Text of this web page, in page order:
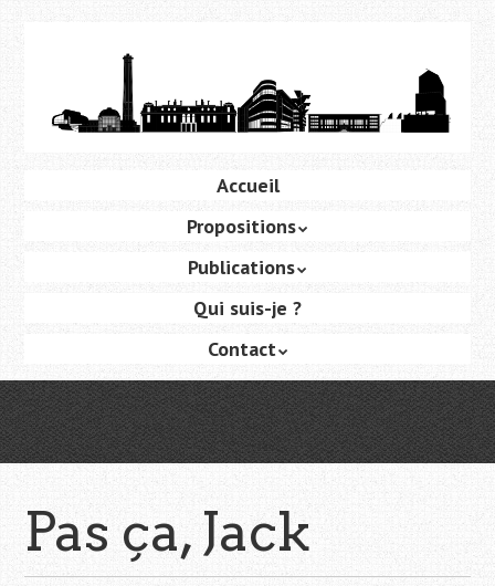
principal
au
Accueil
Propositions
Publications
Qui suis-je ?
Contact
Pas ça, Jack